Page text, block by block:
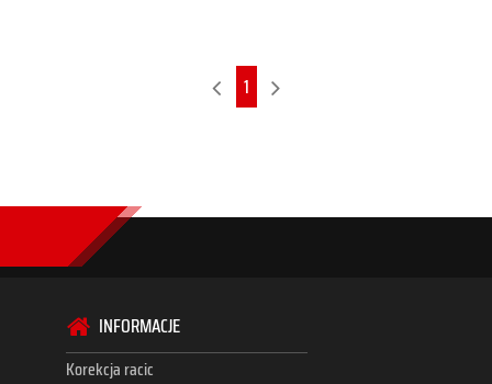
1
INFORMACJE
Korekcja racic